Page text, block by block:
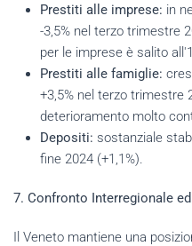
Prestiti alle imprese: in
-3,5% nel terzo trimestre
per le imprese è salito
Prestiti alle famiglie:
+3,5% nel terzo trimestre
deterioramento molto
Depositi: sostanziale
fine 2024 (+1,1%).
7. Confronto Interregionale
Il Veneto mantiene una